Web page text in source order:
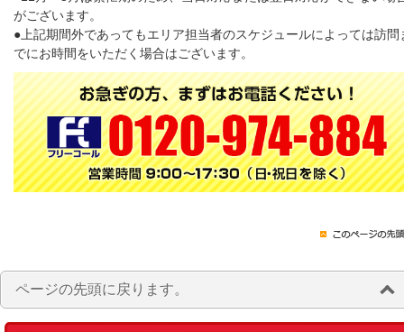
がございます。
●上記期間外であってもエリア担当者のスケジュールによっては訪問
でにお時間をいただく場合はございます。
ページの先頭に戻ります。